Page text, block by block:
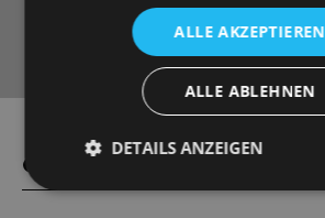
Always show content from
YouTube
CAST
ALLE AKZEPTIEREN
ALLE ABLEHNEN
DETAILS ANZEIGEN